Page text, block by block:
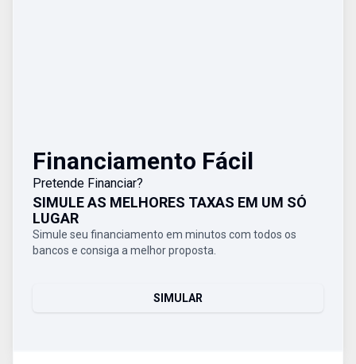
Financiamento Fácil
Pretende Financiar?
SIMULE AS MELHORES TAXAS EM UM SÓ
LUGAR
Simule seu financiamento em minutos com todos os
bancos e consiga a melhor proposta.
SIMULAR